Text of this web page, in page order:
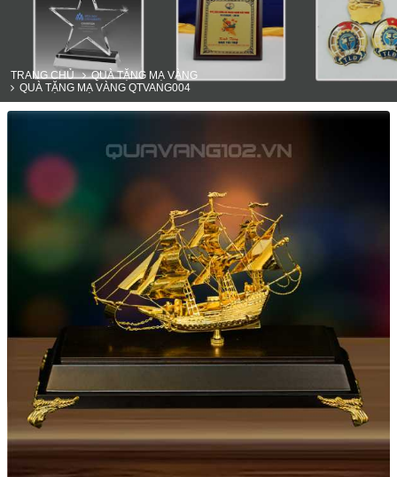
TRANG CHỦ
QUÀ TẶNG MẠ VÀNG
QUÀ TẶNG MẠ VÀNG QTVANG004